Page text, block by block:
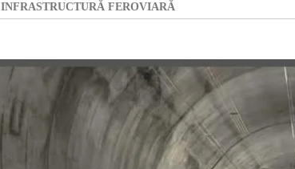
INFRASTRUCTURĂ FEROVIARĂ